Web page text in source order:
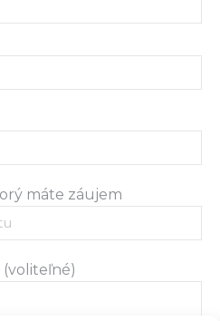
máte záujem